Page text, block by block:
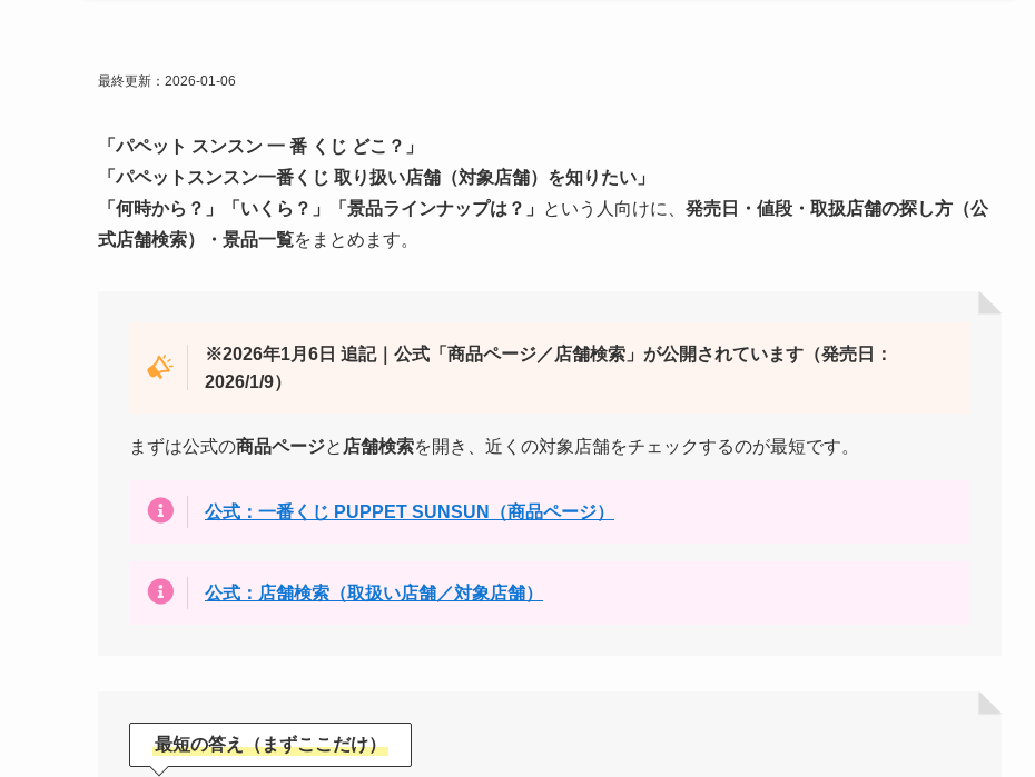
最終更新：2026-01-06
「パペット スンスン 一 番 くじ どこ？」
「パペットスンスン一番くじ 取り扱い店舗（対象店舗）を知りたい」
「何時から？」「いくら？」「景品ラインナップは？」
という人向けに、 発売日・値段・取扱店舗の探し方（公
式店舗検索）・景品一覧をまとめます。
※2026年1月6日 追記｜公式「商品ページ／店舗検索」が公開されています（発売日：
2026/1/9）
まずは公式の商品ページと 店舗検索を開き、近くの対象店舗をチェックするのが最短です。
公式：一番くじ PUPPET SUNSUN（商品ページ）
公式：店舗検索（取扱い店舗／対象店舗）
最短の答え（まずここだけ）